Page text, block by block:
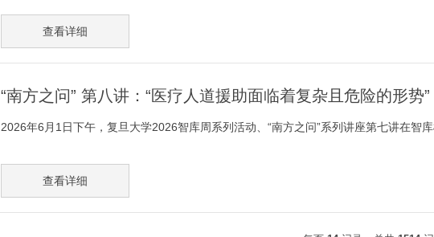
查看详细
“南方之问” 第八讲：“医疗人道援助面临着复杂且危险的形势”
2026年6月1日下午，复旦大学2026智库周系列活动、“南方之问”系列讲座第七讲在智
查看详细